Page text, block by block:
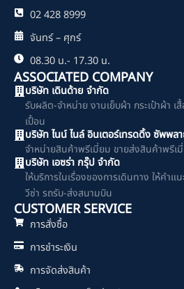
02 428 8999
จันทร์ – ศุกร์
08.30 น.- 17.30 น.
ASSOCIATED COMPANY
บริษัท เดินด้าย จำกัด
รับผลิต-จำหน่าย งานเย็บผ้า กระเป๋าผ้า เ
เปื้อน
บริษัท ไนน์ ไนล์ อินเตอร์เทรดดิ้ง ซัพพล
จำหน่ายสินค้าพรีเมี่ยม ขายส่งสินค้าพรีเ
บริษัท เอซร่า กรุ๊ป จำกัด
ให้บริการในเรื่องของการเดินทาง ให้คำแ
วีซ่า รถรับ-ส่งสนามบิน
CUSTOMER SERVICE
การสั่งซื้อ
การชำระเงิน
การจัดส่งสินค้า